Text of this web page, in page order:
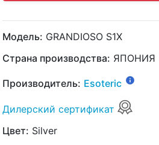
Модель: GRANDIOSO S1X
Страна производства: ЯПОНИЯ
Производитель: Esoteric
Дилерский сертификат
Цвет: Silver